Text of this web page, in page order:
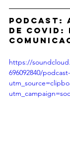
Podcast:
de
https://
696092840/